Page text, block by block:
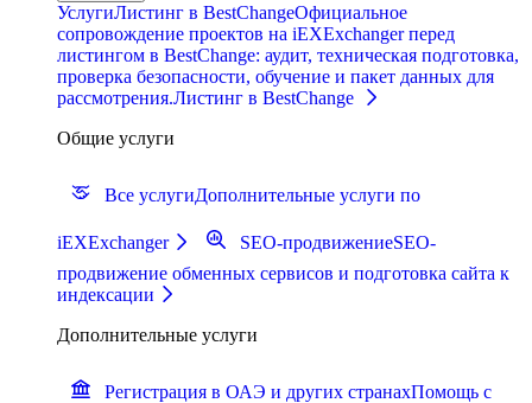
УслугиЛистинг в BestChangeОфициальное
сопровождение проектов на iEXExchanger перед
листингом в BestChange: аудит, техническая подготовка,
проверка безопасности, обучение и пакет данных для
рассмотрения.Листинг в BestChange
Общие услуги
Все услугиДополнительные услуги по
iEXExchanger SEO-продвижениеSEO-
продвижение обменных сервисов и подготовка сайта к
индексации
Дополнительные услуги
Регистрация в ОАЭ и других странахПомощь с